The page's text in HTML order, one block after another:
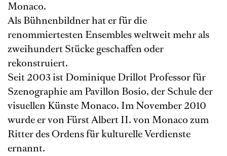
Monaco.
Als Bühnenbildner hat er für die
renommiertesten Ensembles weltweit mehr als
zweihundert Stücke geschaffen oder
rekonstruiert.
Seit 2003 ist Dominique Drillot Professor für
Szenographie am Pavillon Bosio, der Schule der
visuellen Künste Monaco. Im November 2010
wurde er von Fürst Albert II. von Monaco zum
Ritter des Ordens für kulturelle Verdienste
ernannt.